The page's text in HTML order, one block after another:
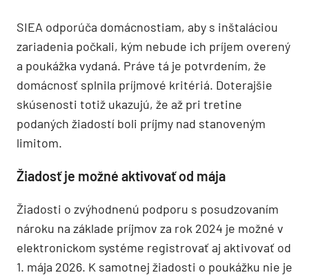
SIEA odporúča domácnostiam, aby s inštaláciou
zariadenia počkali, kým nebude ich príjem overený
a poukážka vydaná. Práve tá je potvrdením, že
domácnosť splnila príjmové kritériá. Doterajšie
skúsenosti totiž ukazujú, že až pri tretine
podaných žiadostí boli príjmy nad stanoveným
limitom.
Žiadosť je možné aktivovať od mája
Žiadosti o zvýhodnenú podporu s posudzovaním
nároku na základe príjmov za rok 2024 je možné v
elektronickom systéme registrovať aj aktivovať od
1. mája 2026. K samotnej žiadosti o poukážku nie je